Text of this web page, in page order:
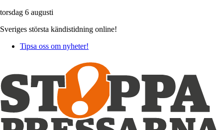
torsdag 6 augusti
Sveriges största kändistidning online!
Tipsa oss om nyheter!